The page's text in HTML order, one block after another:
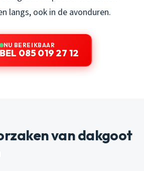
langs, ook in de avonduren.
NU BEREIKBAAR
BEL 085 019 27 12
van dakgoot